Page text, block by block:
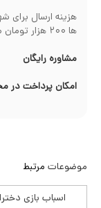
ها ۲۰۰ هزار تومان می باشد.
مشاوره رایگان
امکان پرداخت در
موضوعات مرتبط
اسباب بازی